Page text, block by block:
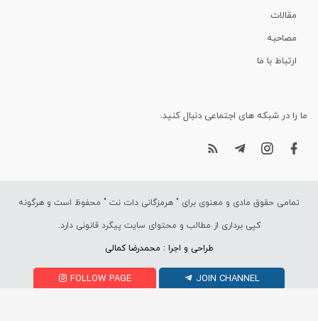
مقالات
مصاحبه
ارتباط با ما
ما را در شبکه های اجتماعی دنبال کنید.
تمامی حقوق مادی و معنوی برای " هرمزگانی دات نت " محفوظ است و هرگونه
کپی برداری از مطالب و محتوای سایت پیگرد قانونی دارد.
طراحی و اجرا : محمدرضا کمالی
FOLLOW PAGE JOIN CHANNEL